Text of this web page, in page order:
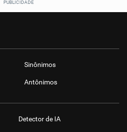
Sinônimos
Antônimos
Detector de IA